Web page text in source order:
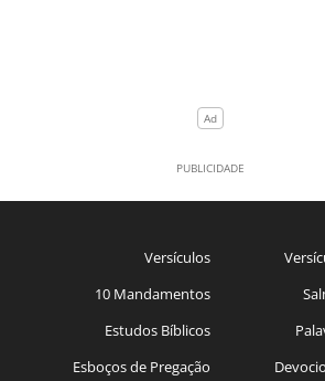
Versículos
10 Mandamentos
Estudos Bíblicos
Esboços de Pregação